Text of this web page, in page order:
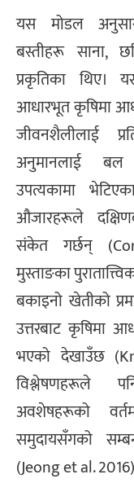
यस मोडल अनुसार
बस्तीहरू साना,
प्रकृतिका थिए।
आधारभूत कृषिमा
जीवनशैलीलाई
अनुमानलाई बल
उपत्यकामा
औजारहरूले
संकेत गर्छन्
मुस्ताङका
बकाइनो खेतीको
उत्तरबाट कृषिमा
भएको देखाउँछ
विश्लेषणहरूले
अवशेषहरूको
समुदायसँगको
(Jeong et al.